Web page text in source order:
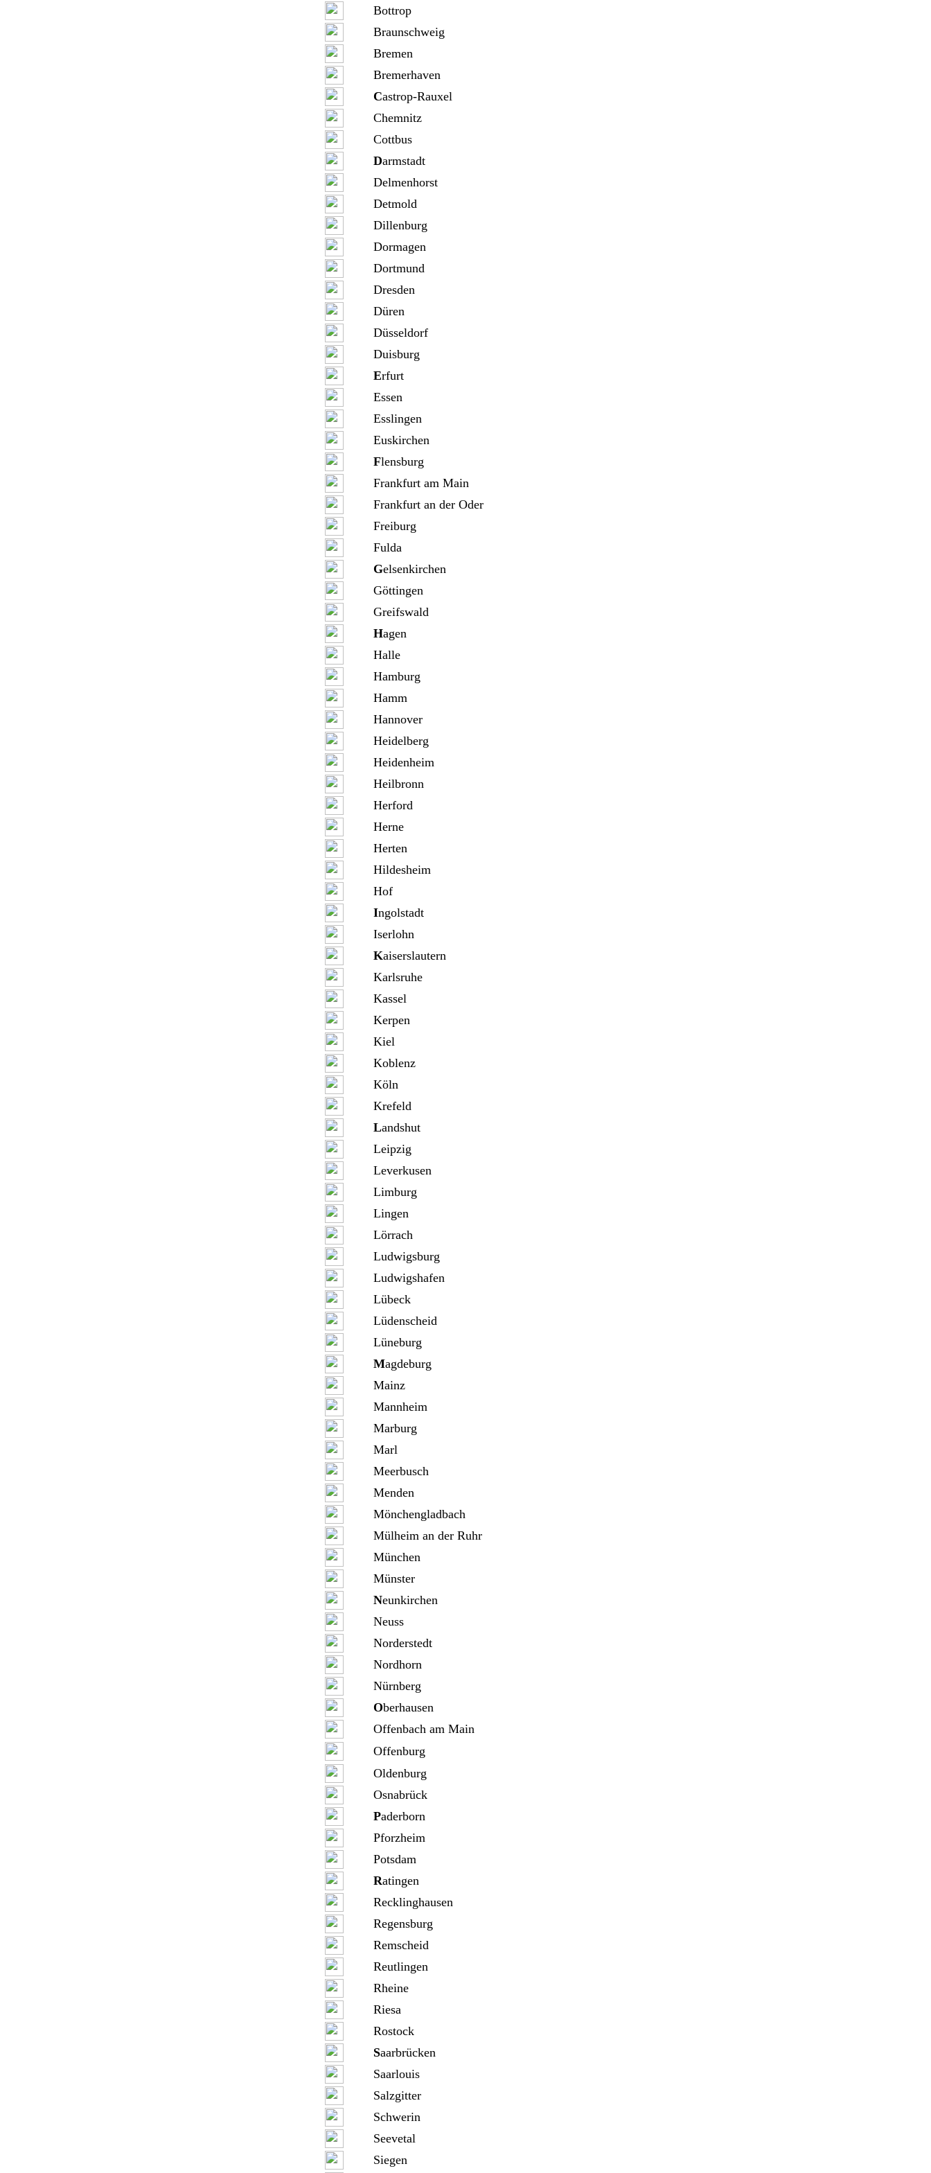
Bottrop
Braunschweig
Bremen
Bremerhaven
Castrop-Rauxel
Chemnitz
Cottbus
Darmstadt
Delmenhorst
Detmold
Dillenburg
Dormagen
Dortmund
Dresden
Düren
Düsseldorf
Duisburg
Erfurt
Essen
Esslingen
Euskirchen
Flensburg
Frankfurt am Main
Frankfurt an der Oder
Freiburg
Fulda
Gelsenkirchen
Göttingen
Greifswald
Hagen
Halle
Hamburg
Hamm
Hannover
Heidelberg
Heidenheim
Heilbronn
Herford
Herne
Herten
Hildesheim
Hof
Ingolstadt
Iserlohn
Kaiserslautern
Karlsruhe
Kassel
Kerpen
Kiel
Koblenz
Köln
Krefeld
Landshut
Leipzig
Leverkusen
Limburg
Lingen
Lörrach
Ludwigsburg
Ludwigshafen
Lübeck
Lüdenscheid
Lüneburg
Magdeburg
Mainz
Mannheim
Marburg
Marl
Meerbusch
Menden
Mönchengladbach
Mülheim an der Ruhr
München
Münster
Neunkirchen
Neuss
Norderstedt
Nordhorn
Nürnberg
Oberhausen
Offenbach am Main
Offenburg
Oldenburg
Osnabrück
Paderborn
Pforzheim
Potsdam
Ratingen
Recklinghausen
Regensburg
Remscheid
Reutlingen
Rheine
Riesa
Rostock
Saarbrücken
Saarlouis
Salzgitter
Schwerin
Seevetal
Siegen